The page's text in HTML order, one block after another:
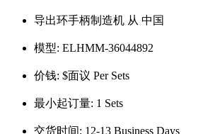
导出环手柄制造机 从 中国
模型: ELHMM-36044892
价钱: $面议 Per Sets
最小起订量: 1 Sets
交货时间: 12-13 Business Days